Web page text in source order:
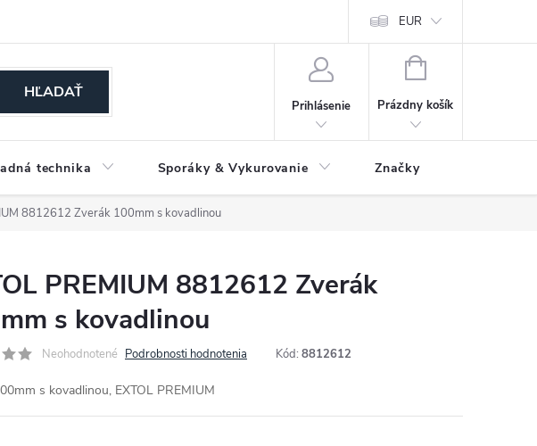
Reklamačný formulár
EUR
HĽADAŤ
Prihlásenie
NÁKUPNÝ
Prázdny košík
technika Sporáky & Vykurovanie Značky
8812612 Zverák 100mm s kovadlinou
PREMIUM 8812612 Zverák
s kovadlinou
Neohodnotené Podrobnosti hodnotenia Kód: 8812612
s kovadlinou, EXTOL PREMIUM